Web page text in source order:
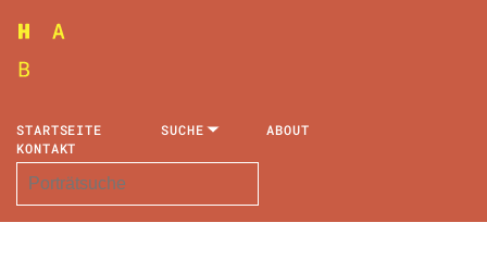
STARTSEITE SUCHE
ABOUT
KONTAKT